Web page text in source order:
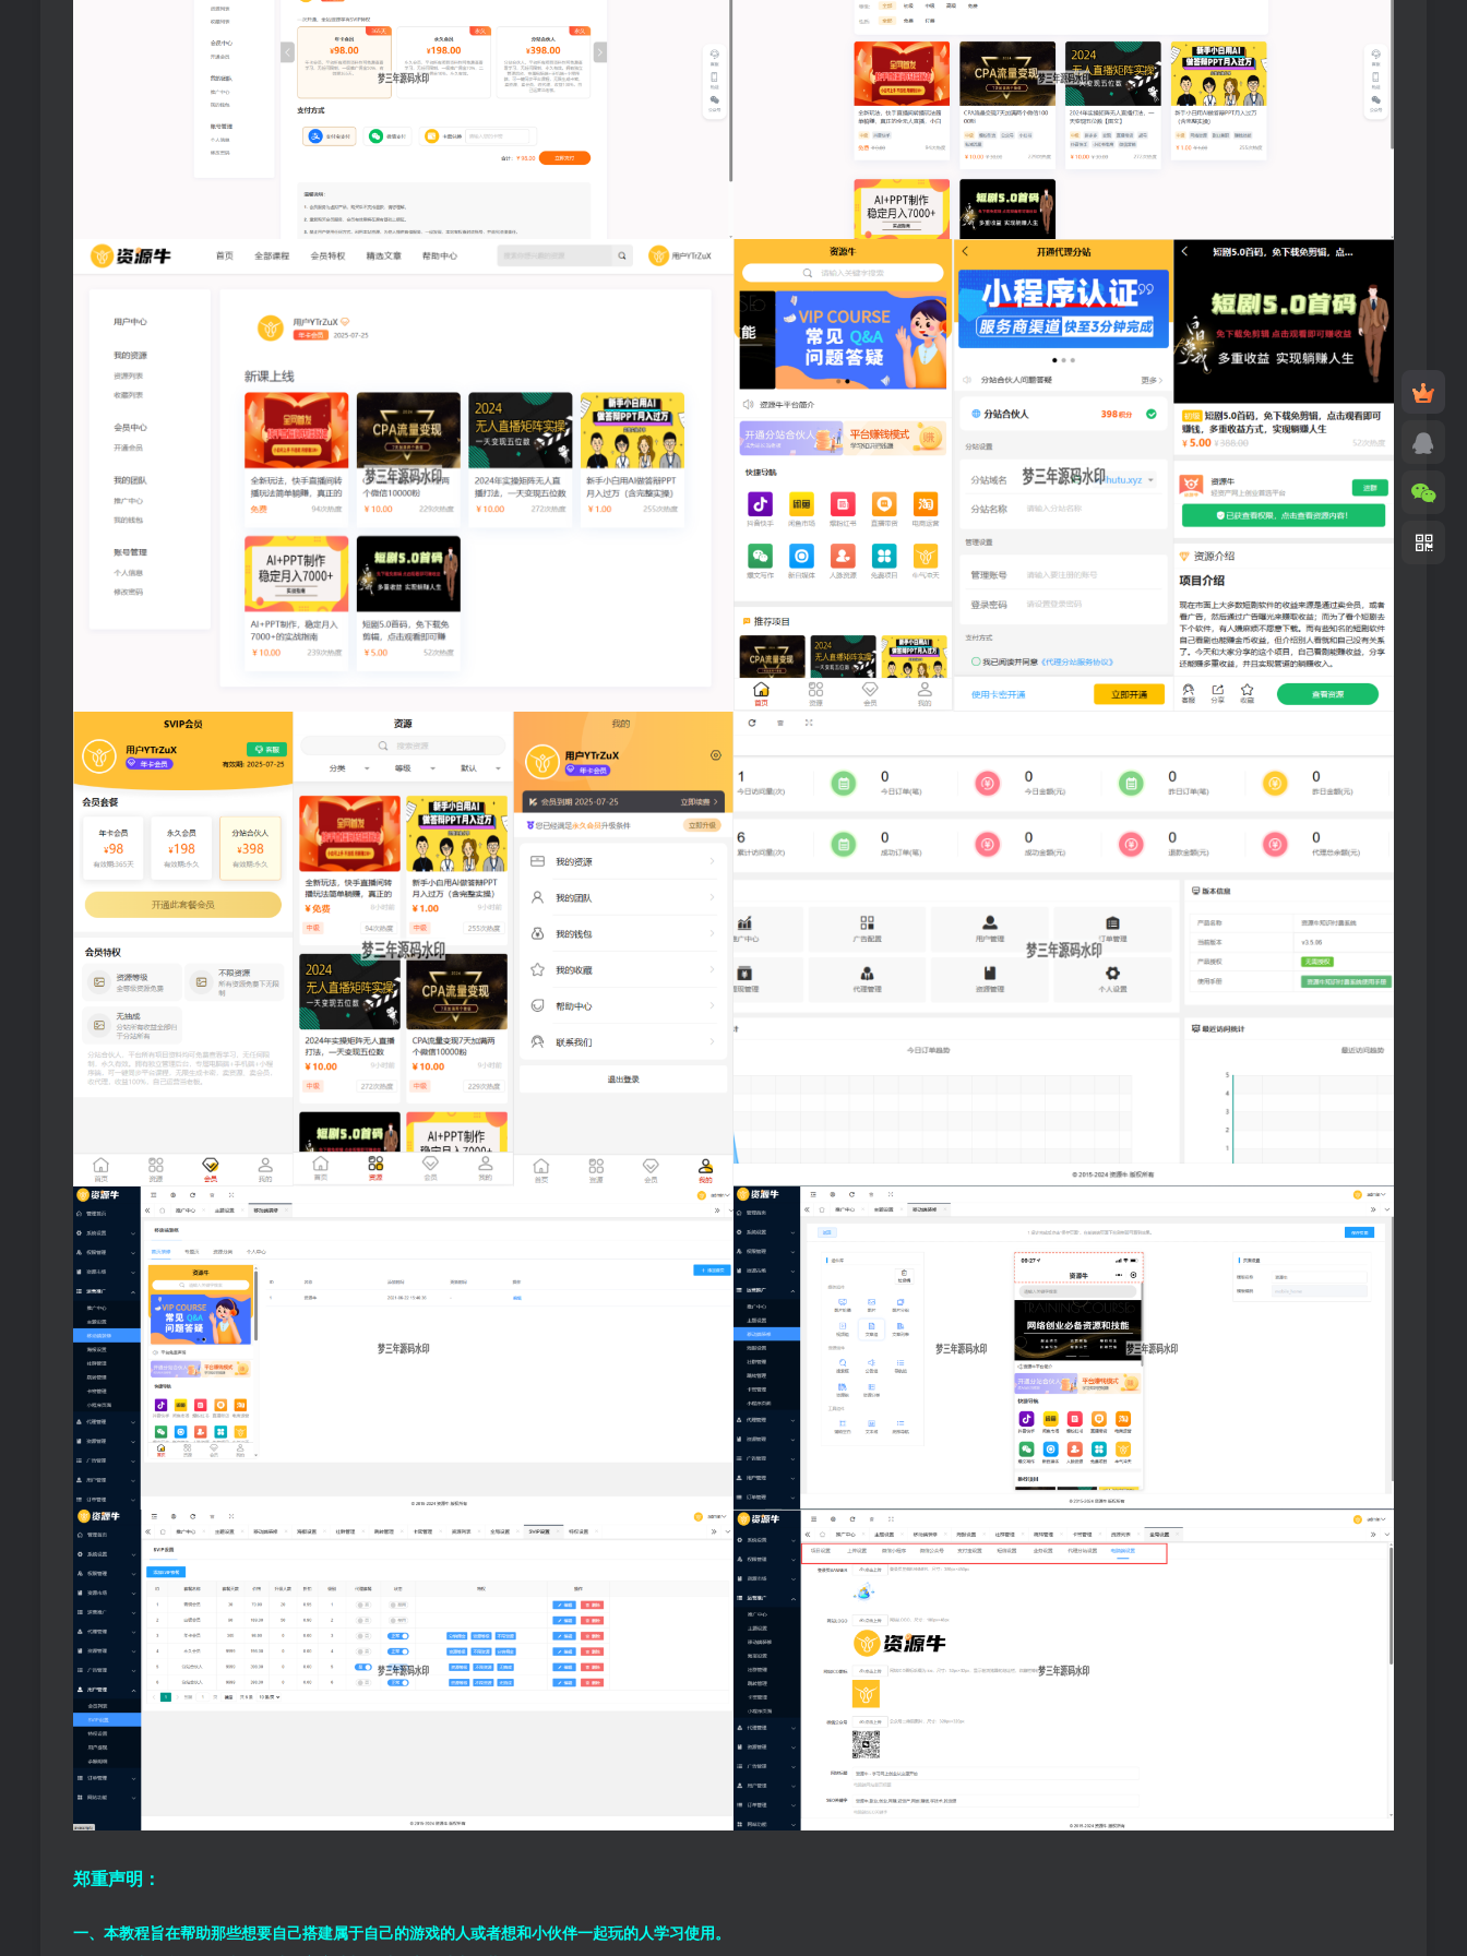
郑重声明：
一、本教程旨在帮助那些想要自己搭建属于自己的游戏的人或者想和小伙伴一起玩的人学习使用。